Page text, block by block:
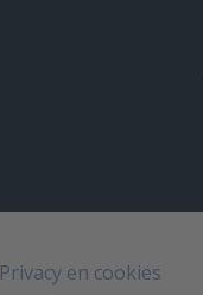
Privacy en cookies